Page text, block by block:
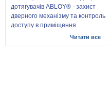
дотягувачів ABLOY® - захист
дверного механізму та контроль
доступу в приміщення
Читати все